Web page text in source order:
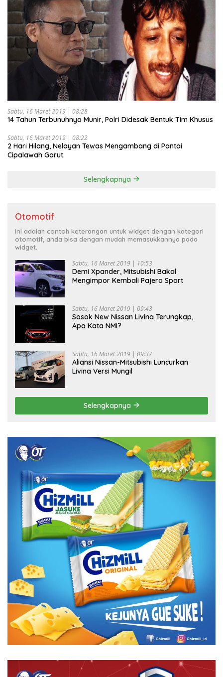
Sabtu, 16 Maret 2019 | 08:28
14 Tahun Terbunuhnya Munir, Polri Didesak Bentuk Tim Khusus
Sabtu, 16 Maret 2019 | 08:22
2 Hari Hilang, Nelayan Tewas Mengambang di Pantai
Cipalawah Garut
Selengkapnya
Otomotif
Ini adalah contoh keterangan untuk widget dengan kategori
otomotif, anda bisa dengan mudah memasukkannya pada
widget.
Sabtu, 16 Maret 2019 | 10:53
Demi Xpander, Mitsubishi Bakal
Mengimpor Kembali Pajero Sport
Sabtu, 16 Maret 2019 | 09:43
Sosok New Nissan Livina Terungkap,
Apa Kata NMI?
Sabtu, 16 Maret 2019 | 09:37
Aliansi Nissan-Mitsubishi Luncurkan
Livina Versi Mungil
Selengkapnya